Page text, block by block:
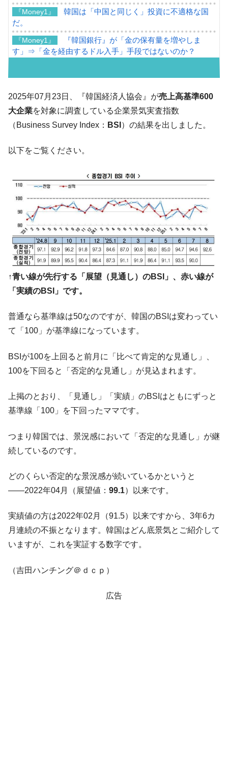
『Money1』
韓国は「中国と同じく」投資に不適格な国
だ。
『Money1』
『韓国銀行』が「金の保有量を増やしま
す」⇒「金を経由するドル入手」手段ではないのか？
ル」まで拡大 ⇒ 海外資金の動きに強く左右される状態
『Money1』
韓国･帰ってきた李在明。李在明を支持しな
い「50.5％」に上昇
『Money1』
韓国大統領府ボンクラ政策室長が告発され
断
『Money1』
国の過剰生産が世界を蝕む。
『Money1』
韓国製造業「半導体絶好調」のウラで他業
種は全般的「不調」⇒ PSIが示す現況は決して良くない。
『Money1』
【米韓激突案件】韓国消費者院が『クーパ
ン』1人当たり賠償10万ウォンを認定 ⇒ 総額3兆7,000億
『Money1』 韓国で猛暑。南東部では干ばつ
『Money1』
韓国型イージス搭載の次世代駆逐艦
『Money1』
【対日本円】ウォン安が急進！ 日米の協調
に韓国がいっちょがみしたのでは。
は韓国で『BYD』車は売れている。6カ月で対前年同期比
1.9倍！
く空港に詰めかけ「出て行け！」「極右勢力」のプラカー
ドを掲げる「在韓反米勢力」
ータセンター整備」⇒ だから無理だってば。
『Money1』
JPモルガン「韓国レバレッジETFの清算は
発。
『Money1』
韓国政府「ニセＫ-ブランドを通報しようキ
ャンペーン」⇒ あの名物教授も登場！
『Money1』
韓国「橋が落ちました」⇒ 耐久性「なさす
ぎ」では。
『Money1』
韓国鉄鋼最大手『POSCO』ズブズブ沈む。
米国下院「韓国の公務員個人をターゲット
2025年07月23日、『韓国経済人協会』が売上高基準600
大企業を対象に調査している企業景気実査指数
（Business Survey Index： BSI ）の結果を出しました。
以下をご覧ください。
↑青い線が先行する「展望（見通し）のBSI」、赤い線が
「実績のBSI」です。
普通なら基準線は50なのですが、韓国のBSIは変わってい
て「100」が基準線になっています。
BSIが100を上回ると前月に「比べて肯定的な見通し」、
100を下回ると「否定的な見通し」が見込まれます。
上掲のとおり、「見通し」「実績」のBSIはともにずっと
基準線「100」を下回ったママです。
つまり韓国では、景況感において「否定的な見通し」が継
続しているのです。
どのくらい否定的な景況感が続いているかというと
――2022年04月（展望値： 99.1）以来です。
実績値の方は2022年02月（91.5）以来ですから、3年6カ
月連続の不振となります。韓国はどん底景気とご紹介して
いますが、これを実証する数字です。
（吉田ハンチング＠ｄｃｐ）
広告